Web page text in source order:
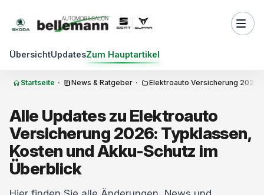
ÜbersichtUpdatesZum Hauptartikel
Startseite · News & Ratgeber · Elektroauto Versicherung 2026:
Alle Updates zu Elektroauto
Versicherung 2026: Typklassen,
Kosten und Akku-Schutz im
Überblick